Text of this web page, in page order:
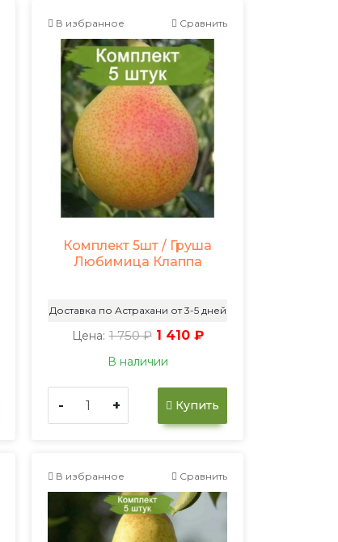
В избранное Сравнить
Комплект 5шт / Груша
Любимица Клаппа
Доставка по Астрахани от 3-5 дней
Цена: 1 750 ₽ 1 410 ₽
В наличии
- + Купить
В избранное Сравнить